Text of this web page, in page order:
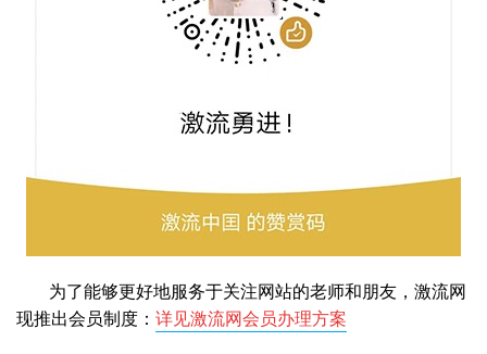
为了能够更好地服务于关注网站的老师和朋友，激流网
现推出会员制度： 详见激流网会员办理方案